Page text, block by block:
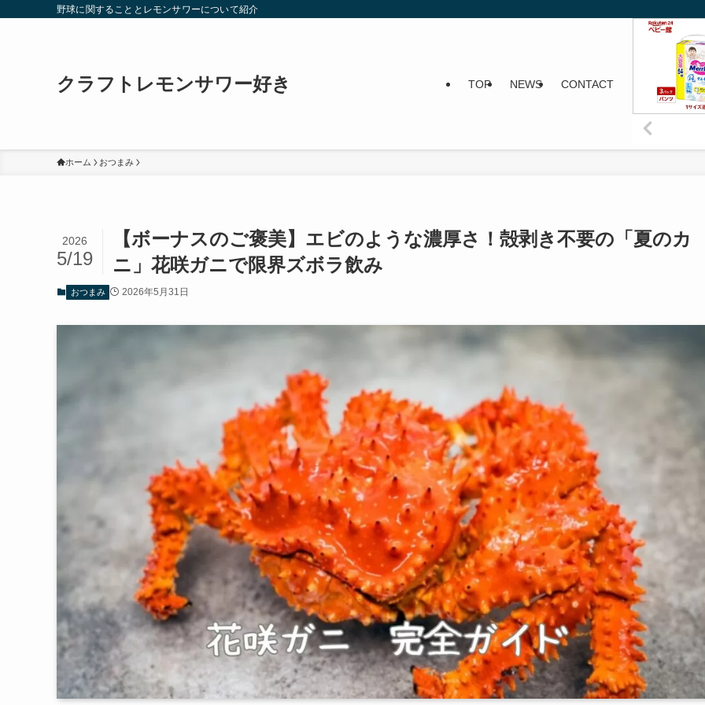
野球に関することとレモンサワーについて紹介
クラフトレモンサワー好き TOP NEWS CONTACT
ホーム おつまみ
【ボーナスのご褒美】エビのような濃厚さ！殻剥き不要の「夏のカ
ニ」花咲ガニで限界ズボラ飲み
2026
5/19
おつまみ 2026年5月31日